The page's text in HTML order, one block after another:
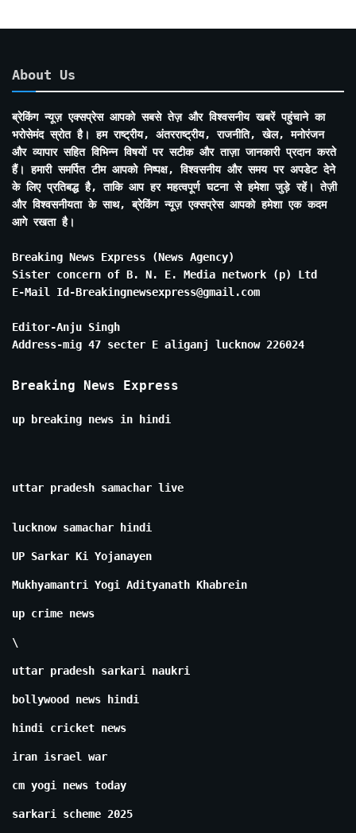
About Us
ब्रेकिंग न्यूज़ एक्सप्रेस आपको सबसे तेज़ और विश्वसनीय खबरें पहुंचाने का
भरोसेमंद स्रोत है। हम राष्ट्रीय, अंतरराष्ट्रीय, राजनीति, खेल, मनोरंजन
और व्यापार सहित विभिन्न विषयों पर सटीक और ताज़ा जानकारी प्रदान करते
हैं। हमारी समर्पित टीम आपको निष्पक्ष, विश्वसनीय और समय पर अपडेट देने
के लिए प्रतिबद्ध है, ताकि आप हर महत्वपूर्ण घटना से हमेशा जुड़े रहें। तेज़ी
और विश्वसनीयता के साथ, ब्रेकिंग न्यूज़ एक्सप्रेस आपको हमेशा एक कदम
आगे रखता है।
Breaking News Express (News Agency)
Sister concern of B. N. E. Media network (p) Ltd
E-Mail Id-Breakingnewsexpress@gmail.com
Editor-Anju Singh
Address-mig 47 secter E aliganj lucknow 226024
Breaking News Express
up breaking news in hindi
uttar pradesh samachar live
lucknow samachar hindi
UP Sarkar Ki Yojanayen
Mukhyamantri Yogi Adityanath Khabrein
up crime news
\
uttar pradesh sarkari naukri
bollywood news hindi
hindi cricket news
iran israel war
cm yogi news today
sarkari scheme 2025